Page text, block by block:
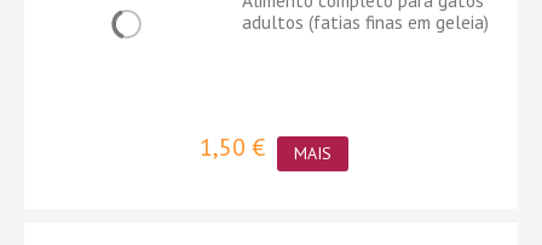
adultos (fatias finas em geleia)
1,50 € MAIS